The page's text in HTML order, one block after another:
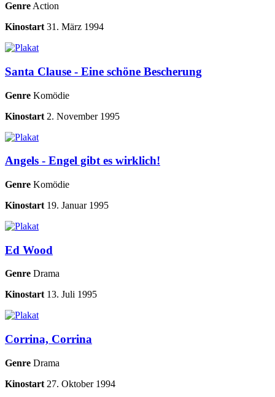
Genre Action
Kinostart 31. März 1994
Santa Clause - Eine schöne Bescherung
Genre Komödie
Kinostart 2. November 1995
Angels - Engel gibt es wirklich!
Genre Komödie
Kinostart 19. Januar 1995
Ed Wood
Genre Drama
Kinostart 13. Juli 1995
Corrina, Corrina
Genre Drama
Kinostart 27. Oktober 1994